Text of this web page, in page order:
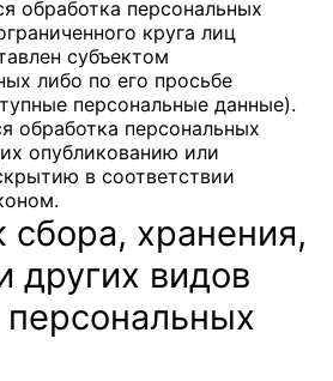
обработка персональных
круга лиц
субъектом
либо по его просьбе
персональные данные).
обработка персональных
опубликованию или
в соответствии
сбора, хранения,
других видов
персональных